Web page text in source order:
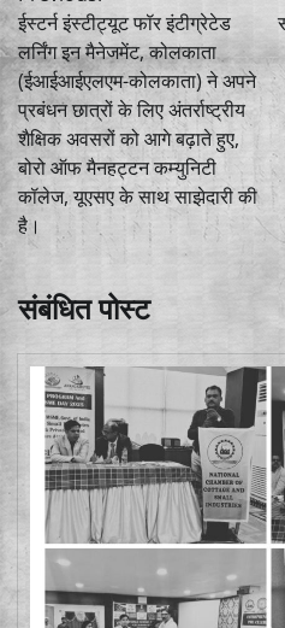
navigation
ईस्टर्न इंस्टीट्यूट फॉर इंटीग्रेटेड
लर्निंग इन मैनेजमेंट, कोलकाता
(ईआईआईएलएम-कोलकाता) ने अपने
प्रबंधन छात्रों के लिए अंतर्राष्ट्रीय
शैक्षिक अवसरों को आगे बढ़ाते हुए,
बोरो ऑफ मैनहट्टन कम्युनिटी
कॉलेज, यूएसए के साथ साझेदारी की
है।
संबंधित पोस्ट